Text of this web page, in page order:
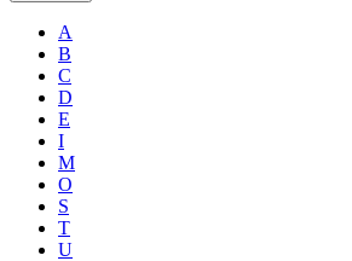
A
B
C
D
E
I
M
O
S
T
U